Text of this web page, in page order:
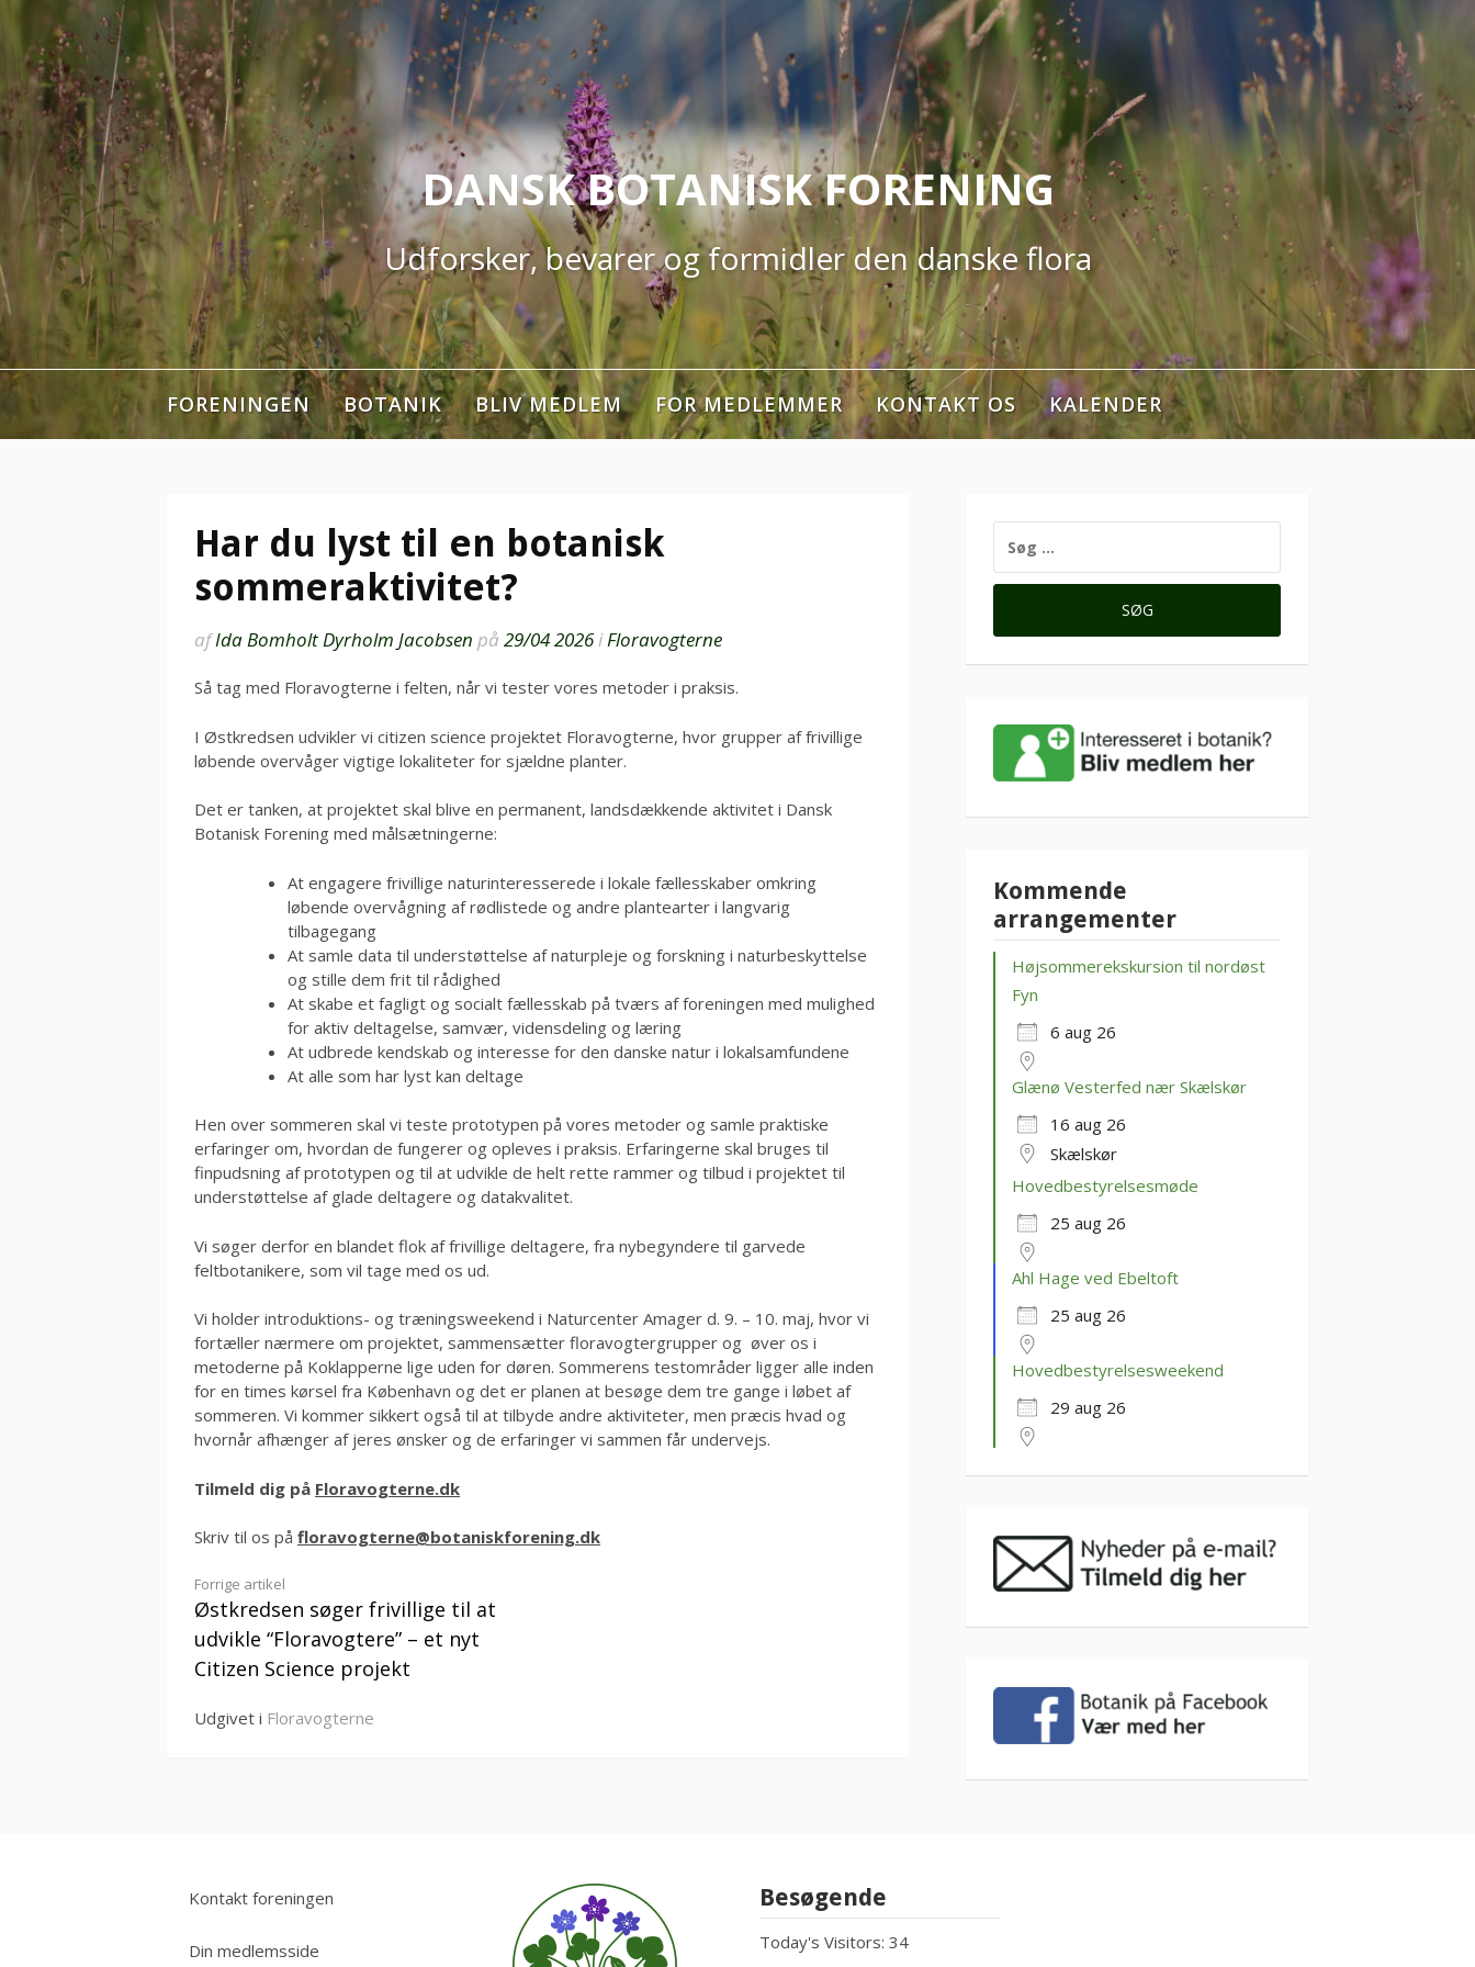
indhold
DANSK BOTANISK FORENING
Udforsker, bevarer og formidler den danske flora
FORENINGEN BOTANIK BLIV MEDLEM FOR MEDLEMMER KONTAKT OS KALENDER
Har du lyst til en botanisk
sommeraktivitet?
afIda Bomholt Dyrholm Jacobsen på 29/04 2026iFloravogterne
Så tag med Floravogterne i felten, når vi tester vores metoder i praksis.
I Østkredsen udvikler vi citizen science projektet Floravogterne, hvor grupper af frivillige
løbende overvåger vigtige lokaliteter for sjældne planter.
Det er tanken, at projektet skal blive en permanent, landsdækkende aktivitet i Dansk
Botanisk Forening med målsætningerne:
At engagere frivillige naturinteresserede i lokale fællesskaber omkring
løbende overvågning af rødlistede og andre plantearter i langvarig
tilbagegang
At samle data til understøttelse af naturpleje og forskning i naturbeskyttelse
og stille dem frit til rådighed
At skabe et fagligt og socialt fællesskab på tværs af foreningen med mulighed
for aktiv deltagelse, samvær, vidensdeling og læring
At udbrede kendskab og interesse for den danske natur i lokalsamfundene
At alle som har lyst kan deltage
Hen over sommeren skal vi teste prototypen på vores metoder og samle praktiske
erfaringer om, hvordan de fungerer og opleves i praksis. Erfaringerne skal bruges til
finpudsning af prototypen og til at udvikle de helt rette rammer og tilbud i projektet til
understøttelse af glade deltagere og datakvalitet.
Vi søger derfor en blandet flok af frivillige deltagere, fra nybegyndere til garvede
feltbotanikere, som vil tage med os ud.
Vi holder introduktions- og træningsweekend i Naturcenter Amager d. 9. – 10. maj, hvor vi
fortæller nærmere om projektet, sammensætter floravogtergrupper og øver os i
metoderne på Koklapperne lige uden for døren. Sommerens testområder ligger alle inden
for en times kørsel fra København og det er planen at besøge dem tre gange i løbet af
sommeren. Vi kommer sikkert også til at tilbyde andre aktiviteter, men præcis hvad og
hvornår afhænger af jeres ønsker og de erfaringer vi sammen får undervejs.
Tilmeld dig på Floravogterne.dk
Skriv til os på floravogterne@botaniskforening.dk
Læs
videre
Forrige artikel
Østkredsen søger frivillige til at
udvikle “Floravogtere” – et nyt
Citizen Science projekt
Udgivet i Floravogterne
EFTER:
Kommende
arrangementer
Højsommerekskursion til nordøst
Fyn
6 aug 26
Glænø Vesterfed nær Skælskør
16 aug 26
Skælskør
Hovedbestyrelsesmøde
25 aug 26
Ahl Hage ved Ebeltoft
25 aug 26
Hovedbestyrelsesweekend
29 aug 26
Kontakt foreningen
Din medlemsside
Besøgende
Today's Visitors: 34